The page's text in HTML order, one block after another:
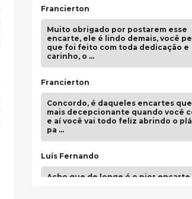
Francierton
Muito obrigado por postarem esse
encarte, ele é lindo demais, você
que foi feito com toda dedicação e
carinho, o …
Francierton
Concordo, é daqueles encartes
mais decepcionante quando você
e aí você vai todo feliz abrindo o
pa …
Luís Fernando
Acho que de longe é o pior encarte